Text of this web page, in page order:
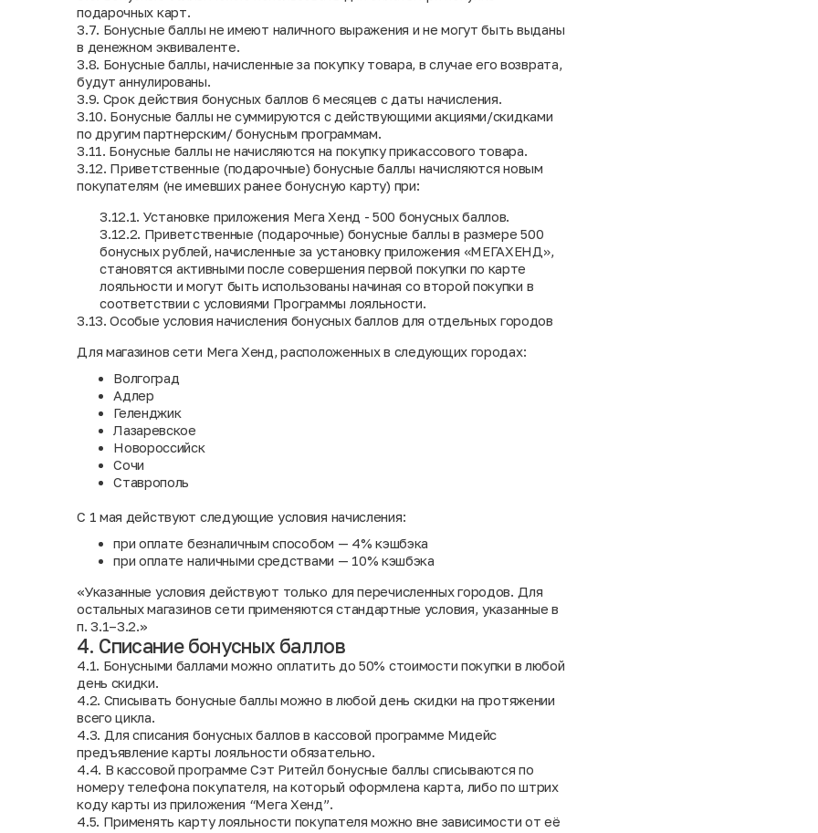
подарочных карт.
3.7. Бонусные баллы не имеют наличного выражения и не могут быть выданы
в денежном эквиваленте.
3.8. Бонусные баллы, начисленные за покупку товара, в случае его возврата,
будут аннулированы.
3.9. Срок действия бонусных баллов 6 месяцев с даты начисления.
3.10. Бонусные баллы не суммируются с действующими акциями/скидками
по другим партнерским/ бонусным программам.
3.11. Бонусные баллы не начисляются на покупку прикассового товара.
3.12. Приветственные (подарочные) бонусные баллы начисляются новым
покупателям (не имевших ранее бонусную карту) при:
3.12.1. Установке приложения Мега Хенд - 500 бонусных баллов.
3.12.2. Приветственные (подарочные) бонусные баллы в размере 500
бонусных рублей, начисленные за установку приложения «МЕГАХЕНД»,
становятся активными после совершения первой покупки по карте
лояльности и могут быть использованы начиная со второй покупки в
соответствии с условиями Программы лояльности.
3.13. Особые условия начисления бонусных баллов для отдельных городов
Для магазинов сети Мега Хенд, расположенных в следующих городах:
Волгоград
Адлер
Геленджик
Лазаревское
Новороссийск
Сочи
Ставрополь
С 1 мая действуют следующие условия начисления:
при оплате безналичным способом — 4% кэшбэка
при оплате наличными средствами — 10% кэшбэка
«Указанные условия действуют только для перечисленных городов. Для
остальных магазинов сети применяются стандартные условия, указанные в
п. 3.1–3.2.»
4. Списание бонусных баллов
4.1. Бонусными баллами можно оплатить до 50% стоимости покупки в любой
день скидки.
4.2. Списывать бонусные баллы можно в любой день скидки на протяжении
всего цикла.
4.3. Для списания бонусных баллов в кассовой программе Мидейс
предъявление карты лояльности обязательно.
4.4. В кассовой программе Сэт Ритейл бонусные баллы списываются по
номеру телефона покупателя, на который оформлена карта, либо по штрих
коду карты из приложения “Мега Хенд”.
4.5. Применять карту лояльности покупателя можно вне зависимости от её